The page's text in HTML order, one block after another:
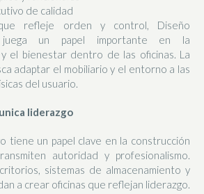
de calidad
refleje orden y control, Diseño
juega un papel importante en la
el bienestar dentro de las oficinas. La
adaptar el mobiliario y el entorno a las
del usuario.
liderazgo
tiene un papel clave en la construcción
autoridad y profesionalismo.
sistemas de almacenamiento y
a crear oficinas que reflejan liderazgo.